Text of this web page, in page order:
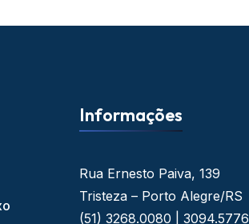
Informações
Rua Ernesto Paiva, 139
Tristeza – Porto Alegre/RS
(51) 3268.0080 | 3094.5776